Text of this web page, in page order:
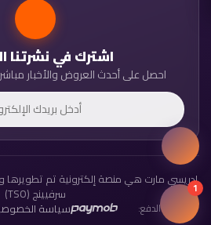
اشترك في نشرتنا
احصل على أحدث العروض والأخبار
إدريسي مارت هي منصة إلكترونية تم
سرفيينج (TSO)
وسائل الدفع: سياسة
1